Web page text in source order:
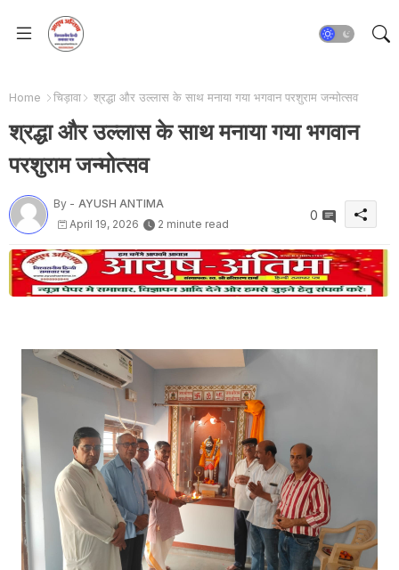
Home चिड़ावा श्रद्धा और उल्लास के साथ मनाया गया भगवान परशुराम जन्मोत्सव
श्रद्धा और उल्लास के साथ मनाया गया भगवान
परशुराम जन्मोत्सव
By - AYUSH ANTIMA
April 19, 2026
2 minute read
0